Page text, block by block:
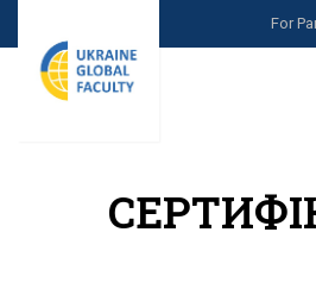
For